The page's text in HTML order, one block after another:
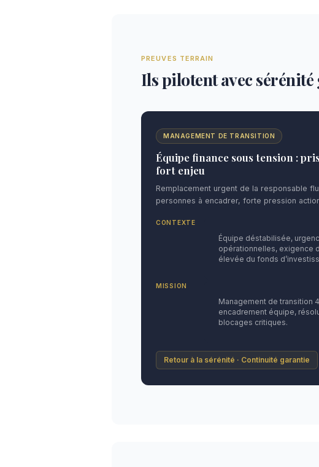
PREUVES TERRAIN
Ils pilotent avec
MANAGEMENT DE TRANSITION
Équipe finance sous tension :
fort enjeu
Remplacement urgent de la responsable
personnes à encadrer, forte pression
CONTEXTE
Équipe déstabilisée,
opérationnelles, exigence
élevée du fonds
MISSION
Management de transition
encadrement équipe,
blocages critiques.
Retour à la sérénité · Continuité garantie